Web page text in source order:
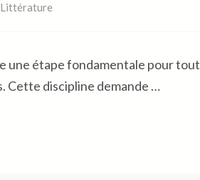
une étape fondamentale pour tout
Cette discipline demande …